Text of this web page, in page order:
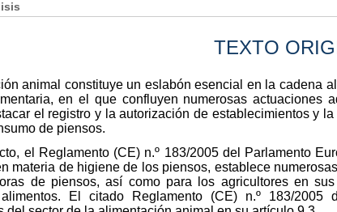
TEXTO
animal constituye un eslabón esencial en la cadena
en el que confluyen numerosas actuaciones
el registro y la autorización de establecimientos y
de piensos.
el Reglamento (CE) n.º 183/2005 del Parlamento
materia de higiene de los piensos, establece
de piensos, así como para los agricultores en
El citado Reglamento (CE) n.º 183/